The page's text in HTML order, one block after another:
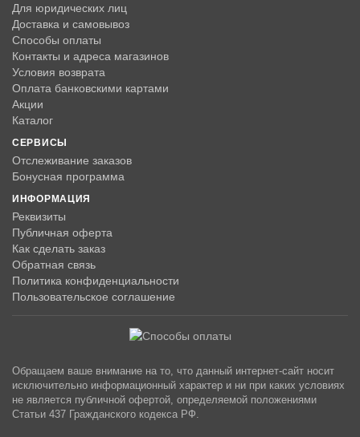
Для юридических лиц
Доставка и самовывоз
Способы оплаты
Контакты и адреса магазинов
Условия возврата
Оплата банковскими картами
Акции
Каталог
СЕРВИСЫ
Отслеживание заказов
Бонусная программа
ИНФОРМАЦИЯ
Реквизиты
Публичная оферта
Как сделать заказ
Обратная связь
Политика конфиденциальности
Пользовательское соглашение
Обращаем ваше внимание на то, что данный интернет-сайт носит
исключительно информационный характер и ни при каких условиях
не является публичной офертой, определяемой положениями
Статьи 437 Гражданского кодекса РФ.